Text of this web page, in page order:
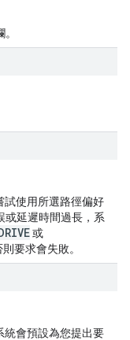
試使用所選路徑偏好
或延遲時間過長，系
或
要求會失敗。
統會預設為您提出要